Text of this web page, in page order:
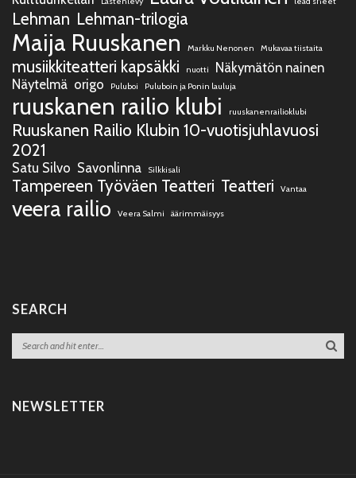
Lehman Lehman-trilogia
Maija Ruuskanen Markku Nenonen Mukavaa tiistaita
musiikkiteatteri kapsäkki nuotti
Näkymätön nainen
Näytelmä origo Puluboi Puluboin ja Ponin lauluja
ruuskanen railio klubi ruuskanenrailioklubi
Ruuskanen Railio Klubin 10-vuotisjuhlavuosi
2021
Satu Silvo Savonlinna Silkkisali
Tampereen Työväen Teatteri Teatteri Vantaa
veera railio Veera Salmi äärimmäisyys
SEARCH
NEWSLETTER